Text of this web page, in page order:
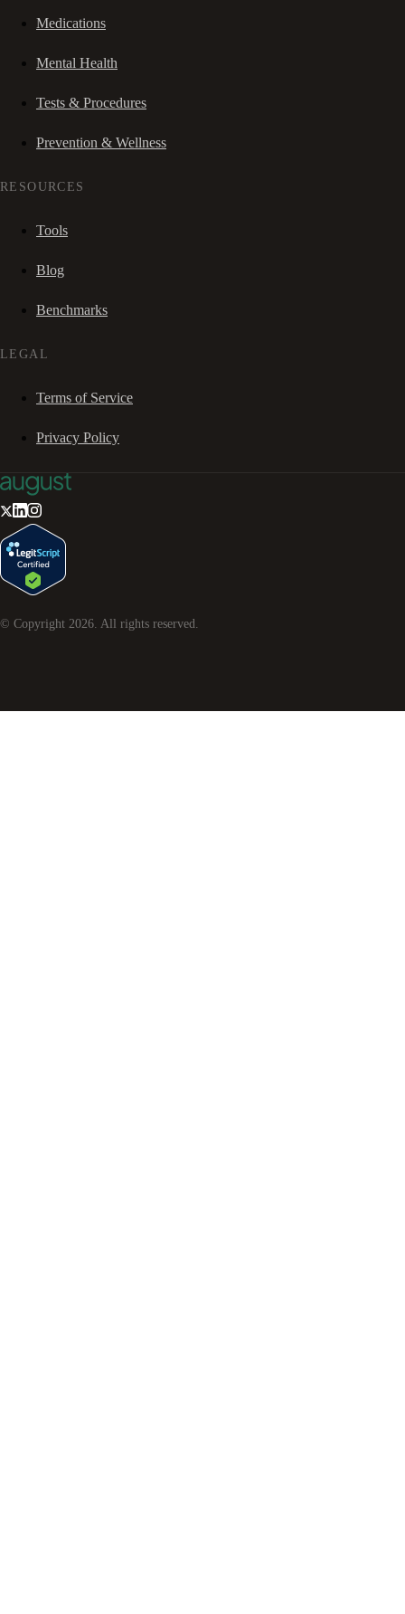
Medications
Mental Health
Tests & Procedures
Prevention & Wellness
RESOURCES
Tools
Blog
Benchmarks
LEGAL
Terms of Service
Privacy Policy
© Copyright 2026 . All rights reserved.